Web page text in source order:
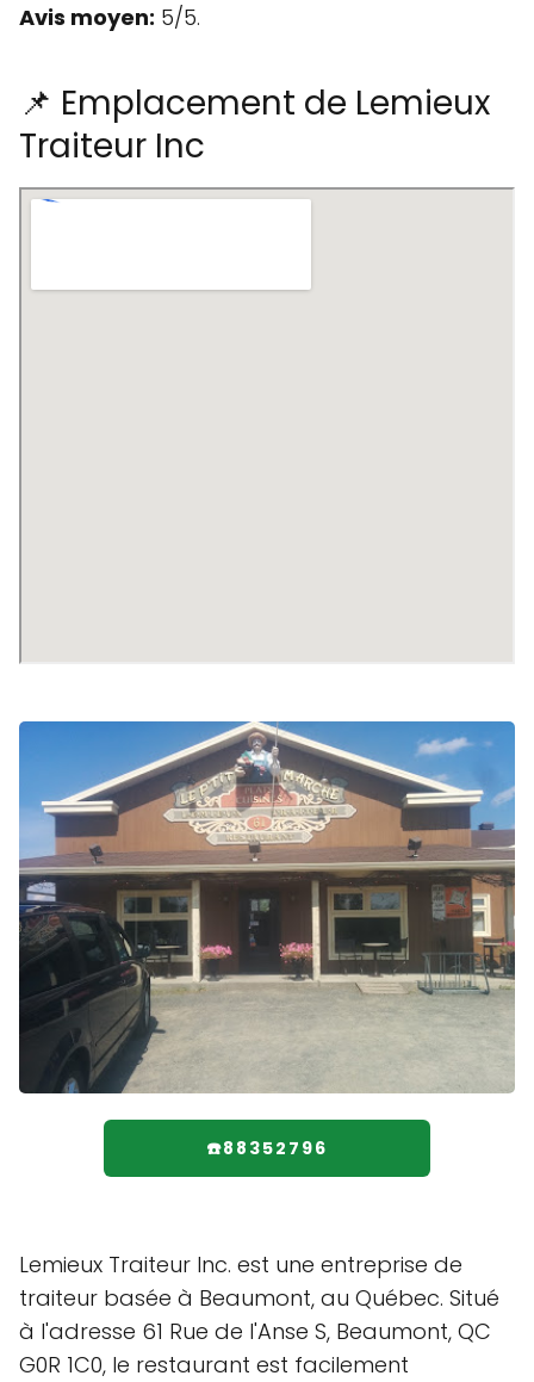
Avis moyen: 5/5.
📌 Emplacement de Lemieux
Traiteur Inc
☎️88352796
Lemieux Traiteur Inc. est une entreprise de
traiteur basée à Beaumont, au Québec. Situé
à l'adresse 61 Rue de l'Anse S, Beaumont, QC
G0R 1C0, le restaurant est facilement